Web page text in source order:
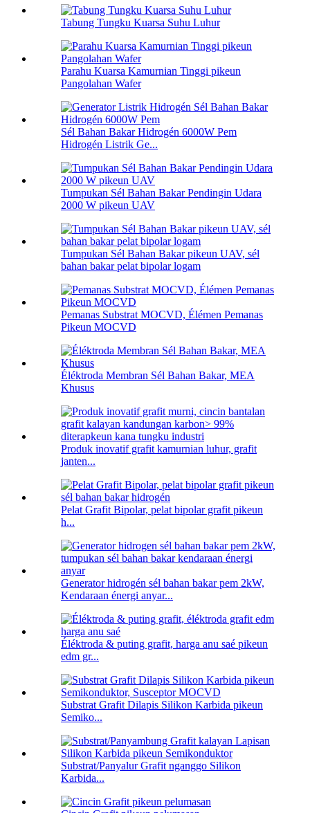
Tabung Tungku Kuarsa Suhu Luhur
Parahu Kuarsa Kamurnian Tinggi pikeun
Pangolahan Wafer
Sél Bahan Bakar Hidrogén 6000W Pem
Hidrogén Listrik Ge...
Tumpukan Sél Bahan Bakar Pendingin Udara
2000 W pikeun UAV
Tumpukan Sél Bahan Bakar pikeun UAV, sél
bahan bakar pelat bipolar logam
Pemanas Substrat MOCVD, Élémen Pemanas
Pikeun MOCVD
Éléktroda Membran Sél Bahan Bakar, MEA
Khusus
Produk inovatif grafit kamurnian luhur, grafit
janten...
Pelat Grafit Bipolar, pelat bipolar grafit pikeun
h...
Generator hidrogén sél bahan bakar pem 2kW,
Kendaraan énergi anyar...
Éléktroda & puting grafit, harga anu saé pikeun
edm gr...
Substrat Grafit Dilapis Silikon Karbida pikeun
Semiko...
Substrat/Panyalur Grafit nganggo Silikon
Karbida...